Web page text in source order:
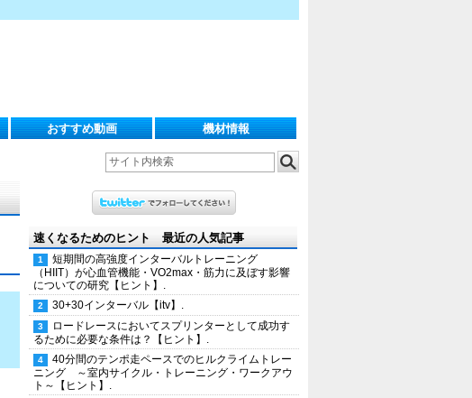
おすすめ動画 機材情報
速くなるためのヒント 最近の人気記事
短期間の高強度インターバルトレーニング
（HIIT）が心血管機能・VO2max・筋力に及ぼす影響
についての研究【ヒント】.
30+30インターバル【itv】.
ロードレースにおいてスプリンターとして成功す
るために必要な条件は？【ヒント】.
40分間のテンポ走ペースでのヒルクライムトレー
ニング ～室内サイクル・トレーニング・ワークアウ
ト～【ヒント】.